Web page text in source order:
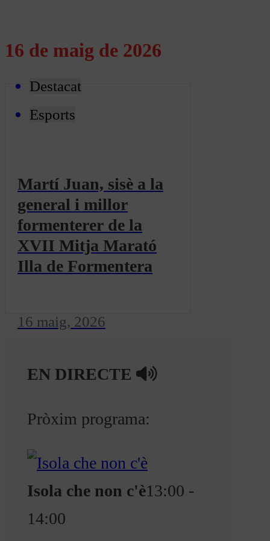
16 de maig de 2026
Destacat
Esports
Martí Juan, sisè a la
general i millor
formenterer de la
XVII Mitja Marató
Illa de Formentera
16 maig, 2026
EN DIRECTE
Pròxim programa:
Isola che non c'è13:00 -
14:00